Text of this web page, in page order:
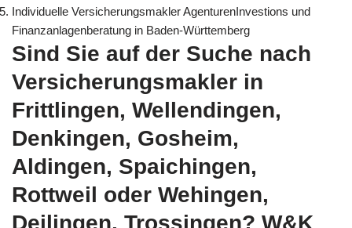
Individuelle Versicherungsmakler AgenturenInvestions und
Finanzanlagenberatung in Baden-Württemberg
Sind Sie auf der Suche nach
Versicherungsmakler in
Frittlingen, Wellendingen,
Denkingen, Gosheim,
Aldingen, Spaichingen,
Rottweil oder Wehingen,
Deilingen, Trossingen? W&K